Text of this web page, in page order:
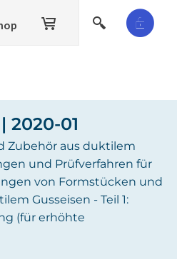
2020-01
Zubehör aus duktilem
und Prüfverfahren für
von Formstücken und
Gusseisen - Teil 1:
(für erhöhte